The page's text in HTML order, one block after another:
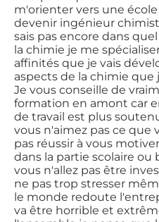
m'orienter vers une
devenir ingénieur
sais pas encore dans
la chimie je me
affinités que je vais
aspects de la chimie
Je vous conseille de
formation en amont car
de travail est plus
vous n'aimez pas ce que
pas réussir à vous
dans la partie scolaire
vous n'allez pas être
ne pas trop stresser
le monde redoute
va être horrible et